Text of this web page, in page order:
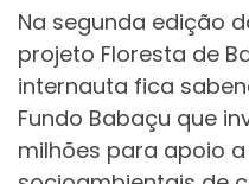
Na segunda edição
projeto Floresta de
internauta fica
Fundo Babaçu que
milhões para apoio